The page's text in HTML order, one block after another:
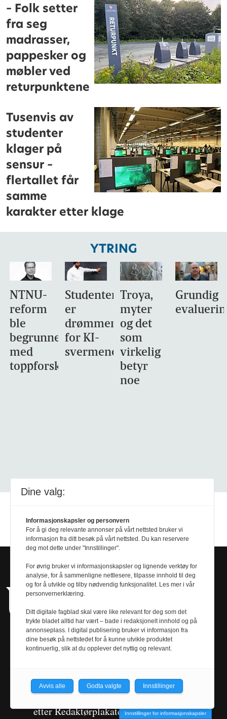
– Folk setter
fra seg
madrasser,
pappesker og
møbler ved
returpunktene
Tusenvis av
studenter
klager på
sensur –
flertallet får
samme
karakter etter klage
YTRING
NTNU-
reform
ble
begrunnet
med
toppforskning
Studentene
er
drømmemålet
for KI-
svermene
Troya,
myter
og det
som
virkelig
betyr
noe
Grundig
Universitetsavisa utgis av NTNU og redigeres
etter Redaktørplakaten og pressens Vær
Innstillinger for informasjonskapsler
Dine valg:
Informasjonskapsler og personvern
For å gi deg relevante annonser på vårt nettsted bruker vi
informasjon fra ditt besøk på vårt nettsted. Du kan reservere
deg mot dette under "Innstillinger".
For øvrig bruker vi informasjonskapsler og lignende verktøy for
analyse, for å sammenligne nettlesere, tilpasse innhold til deg
og for å utvikle og tilby nødvendig funksjonalitet. Les mer i vår
personvernerklæring.
Ditt digitale fagblad skal være like relevant for deg som det
trykte bladet alltid har vært – bade i redaksjonelt innhold og på
annonseplass. I digital publisering bruker vi informasjon fra
dine besøk på nettstedet for å kunne utvikle produktet
kontinuerlig, slik at du opplever det nyttig og relevant.
Avvis alle Godta valgte Innstillinger